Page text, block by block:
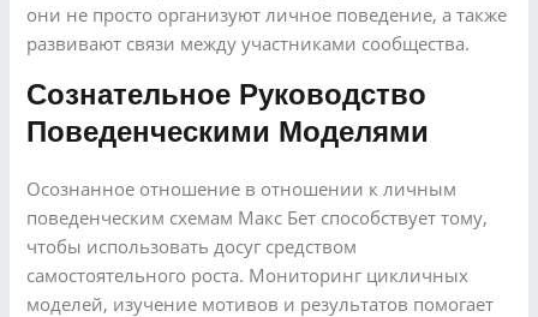
они не просто организуют личное поведение, а также
развивают связи между участниками сообщества.
Сознательное Руководство
Поведенческими Моделями
Осознанное отношение в отношении к личным
поведенческим схемам Макс Бет способствует тому,
чтобы использовать досуг средством
самостоятельного роста. Мониторинг цикличных
моделей, изучение мотивов и результатов помогает